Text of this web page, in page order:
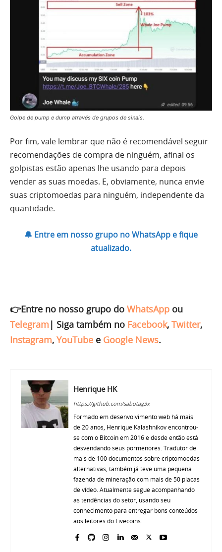
Golpe de pump e dump através de grupos de sinais.
Por fim, vale lembrar que não é recomendável seguir
recomendações de compra de ninguém, afinal os
golpistas estão apenas lhe usando para depois
vender as suas moedas. E, obviamente, nunca envie
suas criptomoedas para ninguém, independente da
quantidade.
🔔 Entre em nosso grupo no WhatsApp e fique
atualizado.
👉Entre no nosso grupo do WhatsApp ou
Telegram | Siga também no Facebook, Twitter,
Instagram, YouTube e Google News.
Henrique HK
https://github.com/sabotag3x
Formado em desenvolvimento web há mais
de 20 anos, Henrique Kalashnikov encontrou-
se com o Bitcoin em 2016 e desde então está
desvendando seus pormenores. Tradutor de
mais de 100 documentos sobre criptomoedas
alternativas, também já teve uma pequena
fazenda de mineração com mais de 50 placas
de vídeo. Atualmente segue acompanhando
as tendências do setor, usando seu
conhecimento para entregar bons conteúdos
aos leitores do Livecoins.